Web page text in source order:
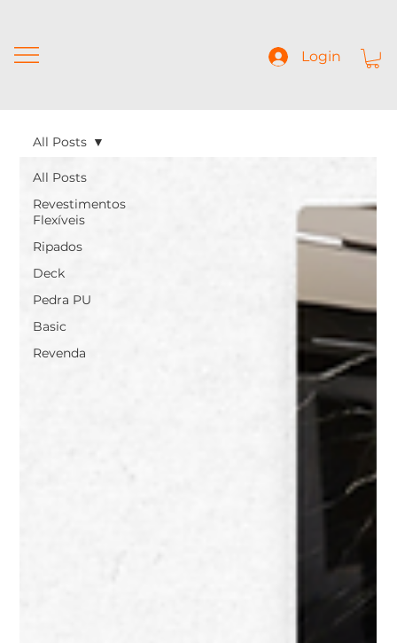
Login
All Posts
Revestimentos
Flexíveis
Ripados
Deck
Pedra PU
Basic
Revenda
All Posts